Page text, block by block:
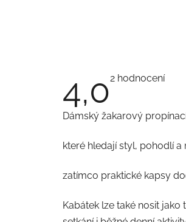
4,0Průměrné
4,0
hvězdiček.
2 hodnocení
Dámský žakarový
které hledají styl, pohodlí
zatímco praktické kapsy
Kabátek lze také nosit